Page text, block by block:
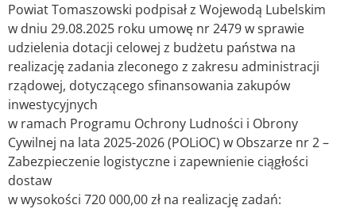
Powiat Tomaszowski podpisał z Wojewodą Lubelskim
w dniu 29.08.2025 roku umowę nr 2479 w sprawie
udzielenia dotacji celowej z budżetu państwa na
realizację zadania zleconego z zakresu administracji
rządowej, dotyczącego sfinansowania zakupów
inwestycyjnych
w ramach Programu Ochrony Ludności i Obrony
Cywilnej na lata 2025-2026 (POLiOC) w Obszarze nr 2 –
Zabezpieczenie logistyczne i zapewnienie ciągłości
dostaw
w wysokości 720 000,00 zł na realizację zadań: